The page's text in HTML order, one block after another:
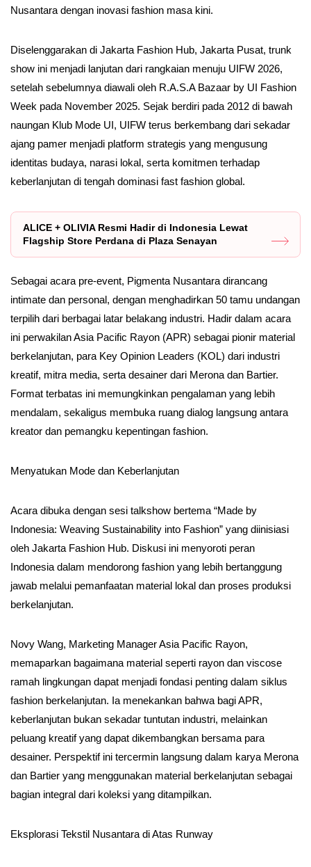
Nusantara dengan inovasi fashion masa kini.
Diselenggarakan di Jakarta Fashion Hub, Jakarta Pusat, trunk
show ini menjadi lanjutan dari rangkaian menuju UIFW 2026,
setelah sebelumnya diawali oleh R.A.S.A Bazaar by UI Fashion
Week pada November 2025. Sejak berdiri pada 2012 di bawah
naungan Klub Mode UI, UIFW terus berkembang dari sekadar
ajang pamer menjadi platform strategis yang mengusung
identitas budaya, narasi lokal, serta komitmen terhadap
keberlanjutan di tengah dominasi fast fashion global.
ALICE + OLIVIA Resmi Hadir di Indonesia Lewat
Flagship Store Perdana di Plaza Senayan
Sebagai acara pre-event, Pigmenta Nusantara dirancang
intimate dan personal, dengan menghadirkan 50 tamu undangan
terpilih dari berbagai latar belakang industri. Hadir dalam acara
ini perwakilan Asia Pacific Rayon (APR) sebagai pionir material
berkelanjutan, para Key Opinion Leaders (KOL) dari industri
kreatif, mitra media, serta desainer dari Merona dan Bartier.
Format terbatas ini memungkinkan pengalaman yang lebih
mendalam, sekaligus membuka ruang dialog langsung antara
kreator dan pemangku kepentingan fashion.
Menyatukan Mode dan Keberlanjutan
Acara dibuka dengan sesi talkshow bertema “Made by
Indonesia: Weaving Sustainability into Fashion” yang diinisiasi
oleh Jakarta Fashion Hub. Diskusi ini menyoroti peran
Indonesia dalam mendorong fashion yang lebih bertanggung
jawab melalui pemanfaatan material lokal dan proses produksi
berkelanjutan.
Novy Wang, Marketing Manager Asia Pacific Rayon,
memaparkan bagaimana material seperti rayon dan viscose
ramah lingkungan dapat menjadi fondasi penting dalam siklus
fashion berkelanjutan. Ia menekankan bahwa bagi APR,
keberlanjutan bukan sekadar tuntutan industri, melainkan
peluang kreatif yang dapat dikembangkan bersama para
desainer. Perspektif ini tercermin langsung dalam karya Merona
dan Bartier yang menggunakan material berkelanjutan sebagai
bagian integral dari koleksi yang ditampilkan.
Eksplorasi Tekstil Nusantara di Atas Runway